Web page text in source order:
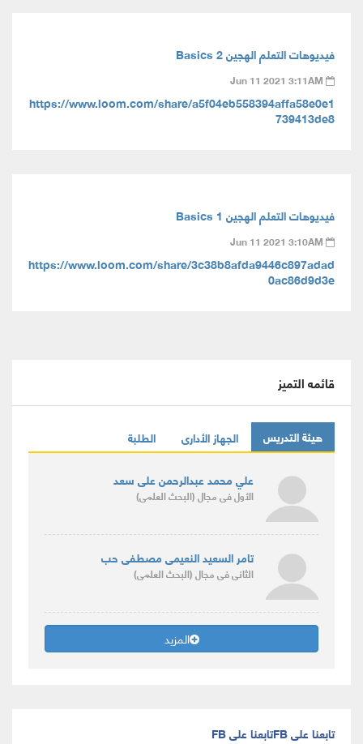
فيديوهات التعلم الهجين Basics 2
Jun 11 2021 3:11AM
https://www.loom.com/share/a5f04eb558394affa58e0e1
739413de8
فيديوهات التعلم الهجين Basics 1
Jun 11 2021 3:10AM
https://www.loom.com/share/3c38b8afda9446c897adad
0ac86d9d3e
قائمه التميز
هيئة التدريس الجهاز الأدارى الطلبة
علي محمد عبدالرحمن على سعد
الأولفى مجال(البحث العلمى)
تامر السعيد النعيمى مصطفى حب
الثانىفى مجال(البحث العلمى)
المزيد
تابعنا على FB تابعنا على FB